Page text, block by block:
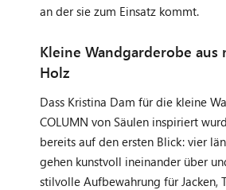
an der sie zum Einsatz kommt.
Kleine Wandgarderobe aus
Holz
Dass Kristina Dam für die kleine
COLUMN von Säulen inspiriert
bereits auf den ersten Blick: vier
gehen kunstvoll ineinander über
stilvolle Aufbewahrung für Jacken,